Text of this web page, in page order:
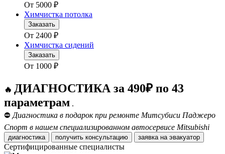
От 5000 ₽
Химчистка потолка
Заказать
От 2400 ₽
Химчистка сидений
Заказать
От 1000 ₽
🔥 ДИАГНОСТИКА за 490₽ по 43
параметрам .
⛔ Диагностика в подарок при ремонте Митсубиси Паджеро
Спорт в нашем специализированном автосервисе Mitsubishi
диагностика получить консультацию заявка на эвакуатор
Сертифицированные специалисты